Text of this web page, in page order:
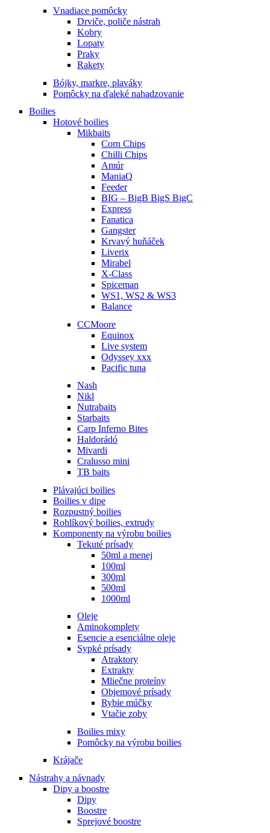
Vnadiace pomôcky
Drviče, poliče nástrah
Kobry
Lopaty
Praky
Rakety
Bójky, markre, plaváky
Pomôcky na ďaleké nahadzovanie
Boilies
Hotové boilies
Mikbaits
Corn Chips
Chilli Chips
Amúr
ManiaQ
Feeder
BIG – BigB BigS BigC
Express
Fanatica
Gangster
Krvavý huňáček
Liverix
Mirabel
X-Class
Spiceman
WS1, WS2 & WS3
Balance
CCMoore
Equinox
Live system
Odyssey xxx
Pacific tuna
Nash
Nikl
Nutrabaits
Starbaits
Carp Inferno Bites
Haldorádó
Mivardi
Cralusso mini
TB baits
Plávajúci boilies
Boilies v dipe
Rozpustný boilies
Rohlíkový boilies, extrudy
Komponenty na výrobu boilies
Tekuté prísady
50ml a menej
100ml
300ml
500ml
1000ml
Oleje
Aminokomplety
Esencie a esenciálne oleje
Sypké prísady
Atraktory
Extrakty
Mliečne proteíny
Objemové prísady
Rybie múčky
Vtačie zoby
Boilies mixy
Pomôcky na výrobu boilies
Krájače
Nástrahy a návnady
Dipy a boostre
Dipy
Boostre
Sprejové boostre